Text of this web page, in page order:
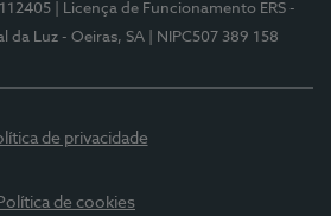
| Licença de Funcionamento ERS -
da Luz - Oeiras, SA | NIPC507 389 158
de privacidade
de cookies